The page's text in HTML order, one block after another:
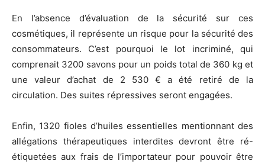
En l’absence d’évaluation de la sécurité sur ces
cosmétiques, il représente un risque pour la sécurité des
consommateurs. C’est pourquoi le lot incriminé, qui
comprenait 3200 savons pour un poids total de 360 kg et
une valeur d’achat de 2 530 € a été retiré de la
circulation. Des suites répressives seront engagées.
Enfin, 1320 fioles d’huiles essentielles mentionnant des
allégations thérapeutiques interdites devront être ré-
étiquetées aux frais de l’importateur pour pouvoir être